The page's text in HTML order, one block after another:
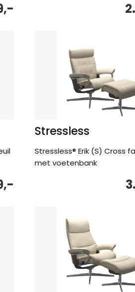
Stressless
Stressless® Erik (S) Cross
met voetenbank